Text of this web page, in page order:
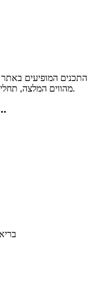
התכנים המופיעים באתר
מהווים המלצה, תחליף להתייעצות עם מומחה או קבלת ייעוץ רפואי.
לא